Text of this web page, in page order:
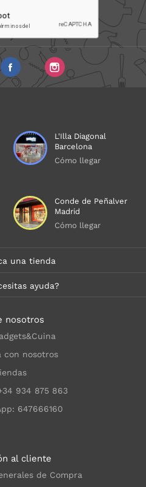
L'Illa Diagonal
Barcelona
Cómo llegar
Conde de Peñalver
Madrid
Cómo llegar
una tienda
ayuda?
nosotros
con nosotros
934 875 863
647666160
al cliente
de Compra